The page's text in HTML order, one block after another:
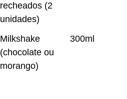
recheados (2
unidades)
Milkshake
(chocolate ou
morango)
300ml